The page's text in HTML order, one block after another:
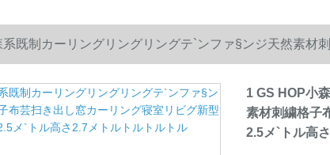
系既制カーリングリングリングテ`ンファ§ンジ天然素材
高さ2.7メトルトルトルトル
1 GS HOP小
素材刺繍格子
2.5メ`トル高